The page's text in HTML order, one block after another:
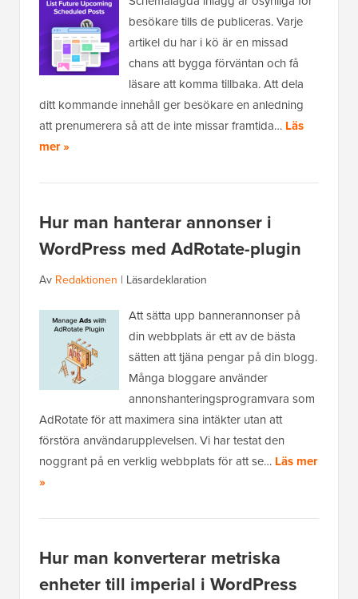
besökare tills de publiceras. Varje
artikel du har i kö är en missad
chans att bygga förväntan och få
läsare att komma tillbaka. Att dela
ditt kommande innehåll ger besökare en anledning
att prenumerera så att de inte missar framtida… Läs
mer »
Hur man hanterar annonser i
WordPress med AdRotate-plugin
Av Redaktionen | Läsardeklaration
Att sätta upp bannerannonser på
din webbplats är ett av de bästa
sätten att tjäna pengar på din blogg.
Många bloggare använder
annonshanteringsprogramvara som
AdRotate för att maximera sina intäkter utan att
förstöra användarupplevelsen. Vi har testat den
noggrant på en verklig webbplats för att se… Läs mer
»
Hur man konverterar metriska
enheter till imperial i WordPress